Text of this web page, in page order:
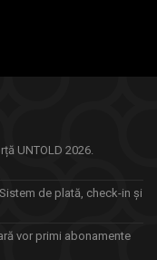
UNTOLD 2026.
de plată, check-in și
vor primi abonamente